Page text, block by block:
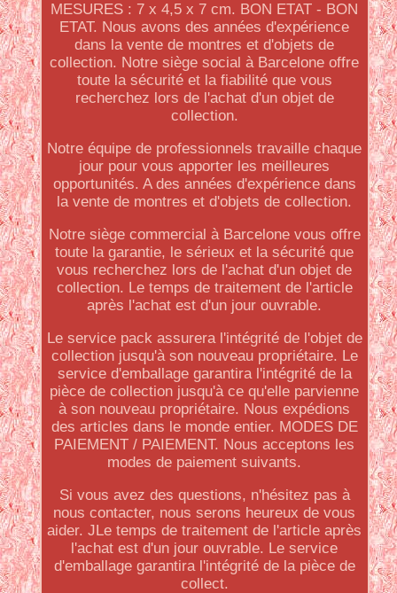
MESURES : 7 x 4,5 x 7 cm. BON ETAT - BON
ETAT. Nous avons des années d'expérience
dans la vente de montres et d'objets de
collection. Notre siège social à Barcelone offre
toute la sécurité et la fiabilité que vous
recherchez lors de l'achat d'un objet de
collection.
Notre équipe de professionnels travaille chaque
jour pour vous apporter les meilleures
opportunités. A des années d'expérience dans
la vente de montres et d'objets de collection.
Notre siège commercial à Barcelone vous offre
toute la garantie, le sérieux et la sécurité que
vous recherchez lors de l'achat d'un objet de
collection. Le temps de traitement de l'article
après l'achat est d'un jour ouvrable.
Le service pack assurera l'intégrité de l'objet de
collection jusqu'à son nouveau propriétaire. Le
service d'emballage garantira l'intégrité de la
pièce de collection jusqu'à ce qu'elle parvienne
à son nouveau propriétaire. Nous expédions
des articles dans le monde entier. MODES DE
PAIEMENT / PAIEMENT. Nous acceptons les
modes de paiement suivants.
Si vous avez des questions, n'hésitez pas à
nous contacter, nous serons heureux de vous
aider. JLe temps de traitement de l'article après
l'achat est d'un jour ouvrable. Le service
d'emballage garantira l'intégrité de la pièce de
collect.